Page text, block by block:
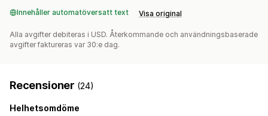
Innehåller automatöversatt text Visa original
Alla avgifter debiteras i USD. Återkommande och användningsbaserade
avgifter faktureras var 30:e dag.
Recensioner (24)
Helhetsomdöme